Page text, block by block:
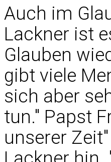
Auch im
Lackner ist
Glauben
gibt viele
sich aber
tun." Papst
unserer